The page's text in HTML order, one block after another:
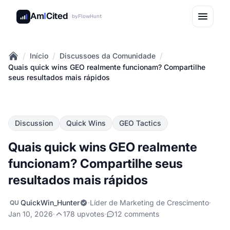
AmICited byFlowHunt
Home
/ Início / Discussoes da Comunidade /
Quais quick wins GEO realmente funcionam? Compartilhe
seus resultados mais rápidos
Discussion Quick Wins GEO Tactics
Quais quick wins GEO realmente
funcionam? Compartilhe seus
resultados mais rápidos
QU QuickWin_Hunter ·Líder de Marketing de Crescimento·
Jan 10, 2026· 178 upvotes· 12 comments